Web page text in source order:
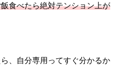
食べたら絶対テンション上が
、自分専用ってすぐ分かるか